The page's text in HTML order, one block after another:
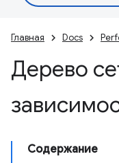
Главная Docs
Дерево
Содержание